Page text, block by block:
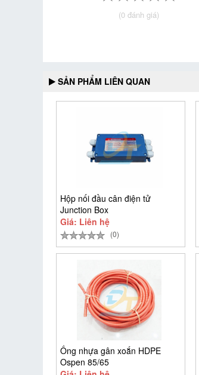
(0 đánh giá)
SẢN PHẨM LIÊN QUAN
Hộp nối đầu cân điện tử
Junction Box
Giá: Liên hệ
(0)
Ống nhựa gân xoắn HDPE
Ospen 85/65